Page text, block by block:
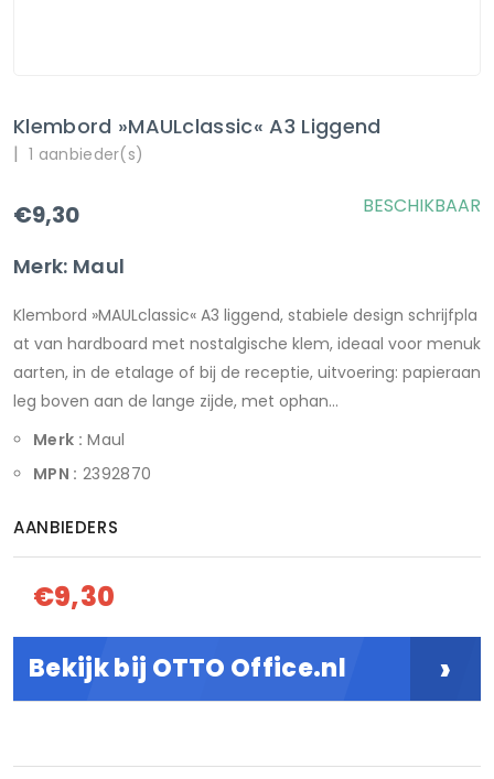
Klembord »MAULclassic« A3 Liggend
| 1 aanbieder(s)
€9,30
Merk: Maul
BESCHIKBAAR
Klembord »MAULclassic« A3 liggend, stabiele design schrijfpla
at van hardboard met nostalgische klem, ideaal voor menuk
aarten, in de etalage of bij de receptie, uitvoering: papieraan
leg boven aan de lange zijde, met ophan...
Merk : Maul
MPN : 2392870
AANBIEDERS
€9,30
Bekijk bij OTTO Office.nl ›